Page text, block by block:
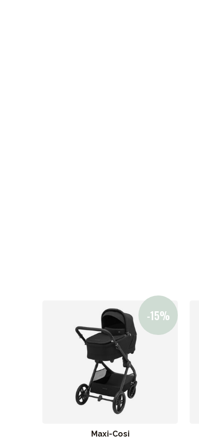
Maxi-Cosi